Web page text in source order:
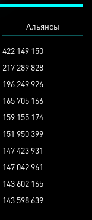
Альянсы
422 149 150
217 289 828
196 249 926
165 705 166
159 155 174
151 950 399
147 423 931
147 042 961
143 602 165
143 598 639